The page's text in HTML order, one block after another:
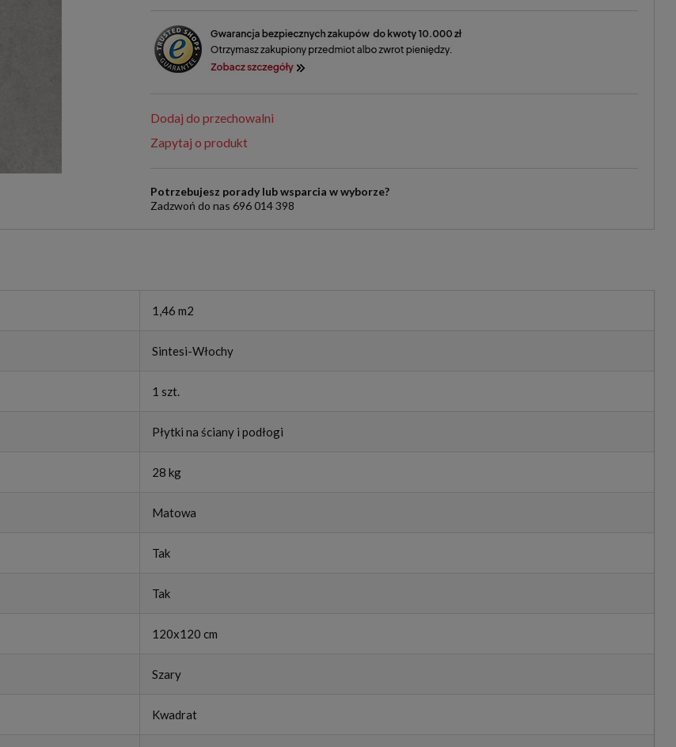
Dodaj do przechowalni
Zapytaj o produkt
Potrzebujesz porady lub wsparcia w wyborze?
Zadzwoń do nas 696 014 398
1,46 m2
Sintesi-Włochy
1 szt.
Płytki na ściany i podłogi
28 kg
Matowa
Tak
Tak
120x120 cm
Szary
Kwadrat